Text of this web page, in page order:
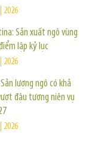
2026
Sản xuất ngô vùng
lập kỷ lục
2026
lượng ngô có khả
đậu tương niên vụ
2026